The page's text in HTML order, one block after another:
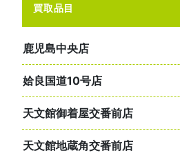
買取品目
鹿児島中央店
姶良国道10号店
天文館御着屋交番前店
天文館地蔵角交番前店